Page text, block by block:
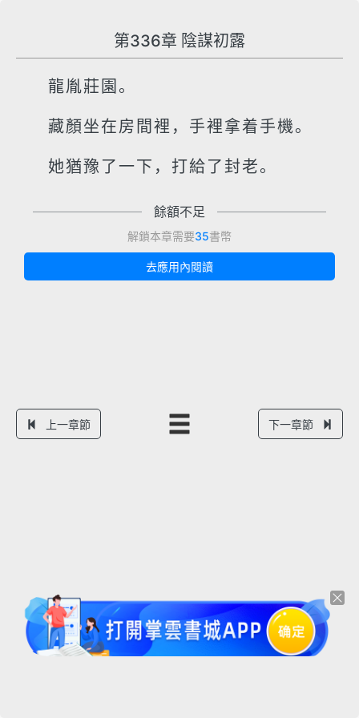
第336章 陰謀初露
龍胤莊園。
藏顏坐在房間裡，手裡拿着手機。
她猶豫了一下，打給了封老。
餘額不足
解鎖本章需要35書幣
去應用內閱讀
上一章節 下一章節